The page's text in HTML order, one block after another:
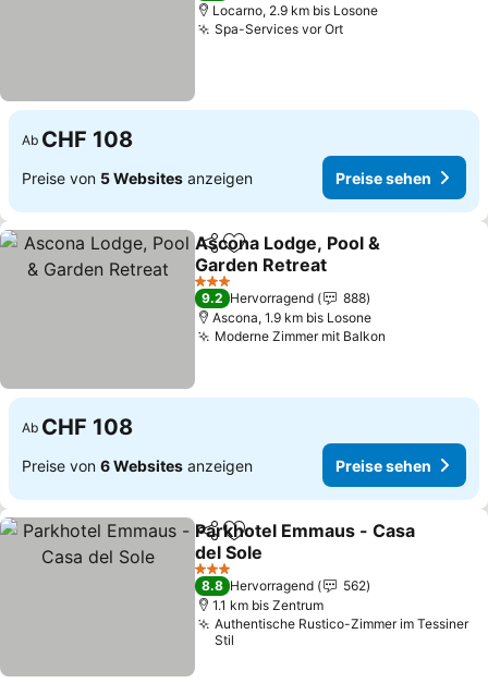
Locarno, 2.9 km bis Losone
Spa-Services vor Ort
Ab CHF 108
Preise von 5 Websites anzeigen Preise sehen
TeilenZu Favoriten hinzufügen
Ascona Lodge, Pool &
Garden Retreat
3 Sterne
9.2 Hervorragend
888
Ascona, 1.9 km bis Losone
Moderne Zimmer mit Balkon
Ab CHF 108
Preise von 6 Websites anzeigen Preise sehen
TeilenZu Favoriten hinzufügen
Parkhotel Emmaus - Casa
del Sole
3 Sterne
8.8 Hervorragend
562
1.1 km bis Zentrum
Authentische Rustico-Zimmer im Tessiner
Stil